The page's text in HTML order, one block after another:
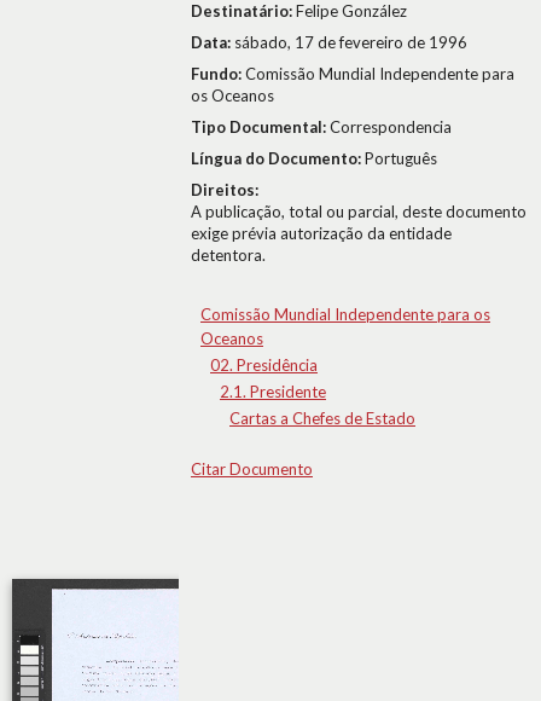
Destinatário:Felipe González
Data: sábado, 17 de fevereiro de 1996
Fundo:Comissão Mundial Independente para
os Oceanos
Tipo Documental:Correspondencia
Língua do Documento:Português
Direitos:
A publicação, total ou parcial, deste documento
exige prévia autorização da entidade
detentora.
Comissão Mundial Independente para os
Oceanos
02. Presidência
2.1. Presidente
Cartas a Chefes de Estado
Citar Documento